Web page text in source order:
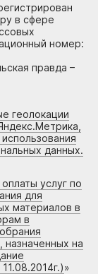
в сфере
номер:
правда –
геолокации
данных.
услуг по
для
материалов в
в
на
»